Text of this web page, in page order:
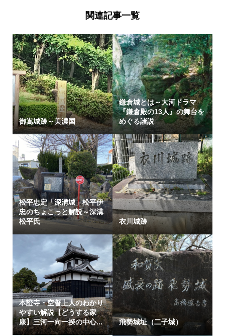
関連記事一覧
御嵩城跡～美濃国
鎌倉城とは～大河ドラマ
『鎌倉殿の13人』の舞台を
めぐる諸説
松平忠定「深溝城」松平伊
忠のちょこっと解説～深溝
松平氏
衣川城跡
本證寺・空誓上人のわかり
やすい解説【どうする家
康】三河一向一揆の中心...
飛勢城址（二子城）